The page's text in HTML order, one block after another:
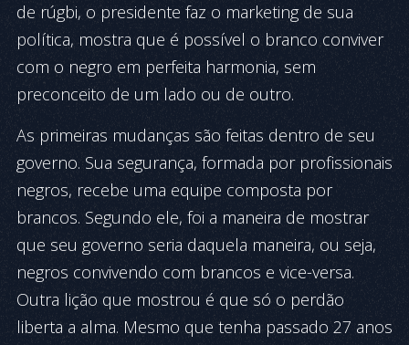
de rúgbi, o presidente faz o marketing de sua
política, mostra que é possível o branco conviver
com o negro em perfeita harmonia, sem
preconceito de um lado ou de outro.
As primeiras mudanças são feitas dentro de seu
governo. Sua segurança, formada por profissionais
negros, recebe uma equipe composta por
brancos. Segundo ele, foi a maneira de mostrar
que seu governo seria daquela maneira, ou seja,
negros convivendo com brancos e vice-versa.
Outra lição que mostrou é que só o perdão
liberta a alma. Mesmo que tenha passado 27 anos